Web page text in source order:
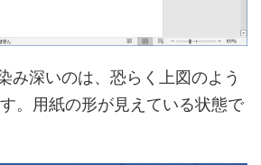
み深いのは、恐らく上図のよう
。用紙の形が見えている状態で